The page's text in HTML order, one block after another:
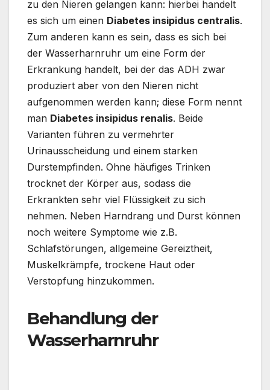
zu den Nieren gelangen kann: hierbei handelt
es sich um einen Diabetes insipidus centralis.
Zum anderen kann es sein, dass es sich bei
der Wasserharnruhr um eine Form der
Erkrankung handelt, bei der das ADH zwar
produziert aber von den Nieren nicht
aufgenommen werden kann; diese Form nennt
man Diabetes insipidus renalis. Beide
Varianten führen zu vermehrter
Urinausscheidung und einem starken
Durstempfinden. Ohne häufiges Trinken
trocknet der Körper aus, sodass die
Erkrankten sehr viel Flüssigkeit zu sich
nehmen. Neben Harndrang und Durst können
noch weitere Symptome wie z.B.
Schlafstörungen, allgemeine Gereiztheit,
Muskelkrämpfe, trockene Haut oder
Verstopfung hinzukommen.
Behandlung der
Wasserharnruhr